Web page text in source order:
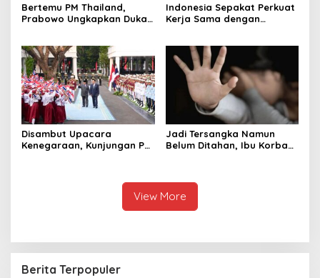
Bertemu PM Thailand,
Prabowo Ungkapkan Duka
Raja Thailand
Indonesia Sepakat Perkuat
Kerja Sama dengan
Disambut Upacara
Kenegaraan, Kunjungan PM
Jadi Tersangka Namun
Belum Ditahan, Ibu Korban
Kasus Rudapksa Sampai
Anaknya Hamil
View More
Berita Terpopuler